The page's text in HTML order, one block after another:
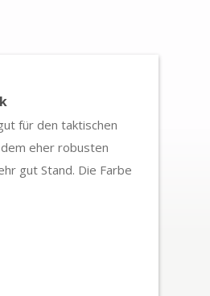
für den taktischen
eher robusten
gut Stand. Die Farbe